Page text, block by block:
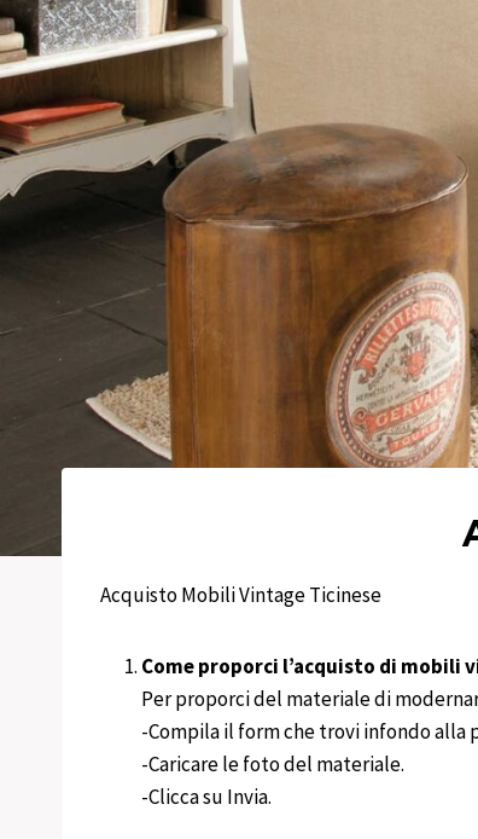
Acquisto Mobili Vintage Ticinese
Come proporci l’acquisto di mobili
Per proporci del materiale di
-Compila il form che trovi infondo alla
-Caricare le foto del materiale.
-Clicca su Invia.